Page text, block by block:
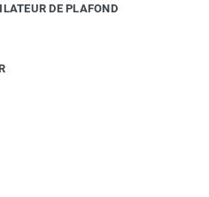
DE PLAFOND